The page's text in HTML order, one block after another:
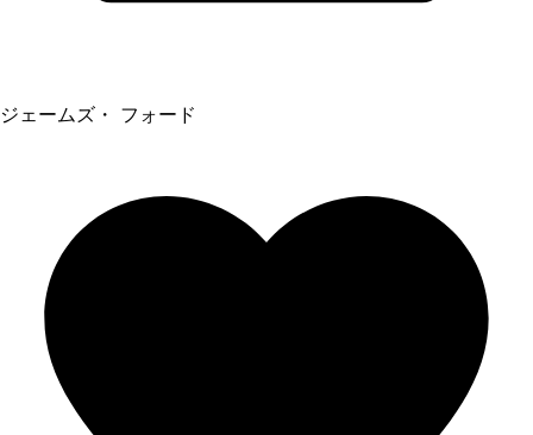
ジェームズ・ フォード